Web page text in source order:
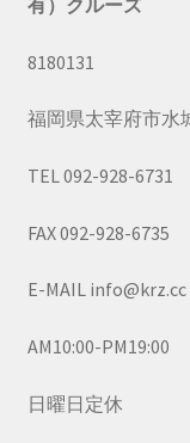
有）クルーズ
8180131
福岡県太宰府市水
TEL 092-928-6731
FAX 092-928-6735
E-MAIL info@krz.cc
AM10:00-PM19:00
日曜日定休